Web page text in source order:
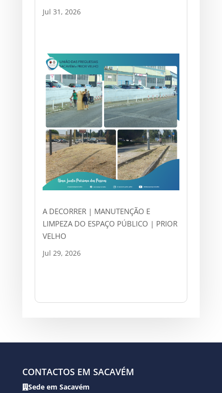
Jul 31, 2026
A DECORRER | MANUTENÇÃO E
LIMPEZA DO ESPAÇO PÚBLICO | PRIOR
VELHO
Jul 29, 2026
CONTACTOS EM SACAVÉM
Sede em Sacavém